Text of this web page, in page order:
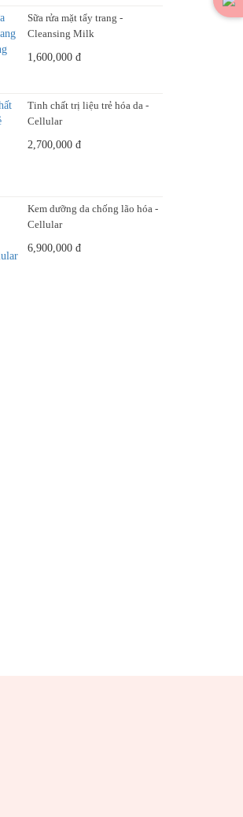
Sữa rửa mặt tẩy trang -
Cleansing Milk
1,600,000 đ
Tinh chất trị liệu trẻ hóa da -
Cellular
2,700,000 đ
Kem dưỡng da chống lão hóa -
Cellular
6,900,000 đ